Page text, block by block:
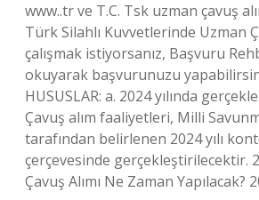
www..tr ve T.C. Tsk uzman çavuş
Türk Silahlı Kuvvetlerinde Uzman
çalışmak istiyorsanız, Başvuru
okuyarak başvurunuzu
HUSUSLAR: a. 2024 yılında
Çavuş alım faaliyetleri, Milli
tarafından belirlenen 2024 yılı
çerçevesinde gerçekleştirilecektir.
Çavuş Alımı Ne Zaman Yapılacak?